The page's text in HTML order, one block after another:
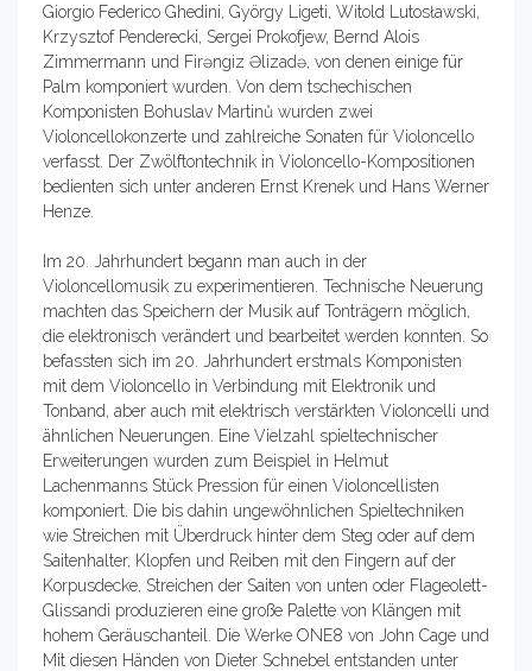
Giorgio Federico Ghedini, György Ligeti, Witold Lutosławski,
Krzysztof Penderecki, Sergei Prokofjew, Bernd Alois
Zimmermann und Firəngiz Əlizadə, von denen einige für
Palm komponiert wurden. Von dem tschechischen
Komponisten Bohuslav Martinů wurden zwei
Violoncellokonzerte und zahlreiche Sonaten für Violoncello
verfasst. Der Zwölftontechnik in Violoncello-Kompositionen
bedienten sich unter anderen Ernst Krenek und Hans Werner
Henze.
Im 20. Jahrhundert begann man auch in der
Violoncellomusik zu experimentieren. Technische Neuerung
machten das Speichern der Musik auf Tonträgern möglich,
die elektronisch verändert und bearbeitet werden konnten. So
befassten sich im 20. Jahrhundert erstmals Komponisten
mit dem Violoncello in Verbindung mit Elektronik und
Tonband, aber auch mit elektrisch verstärkten Violoncelli und
ähnlichen Neuerungen. Eine Vielzahl spieltechnischer
Erweiterungen wurden zum Beispiel in Helmut
Lachenmanns Stück Pression für einen Violoncellisten
komponiert. Die bis dahin ungewöhnlichen Spieltechniken
wie Streichen mit Überdruck hinter dem Steg oder auf dem
Saitenhalter, Klopfen und Reiben mit den Fingern auf der
Korpusdecke, Streichen der Saiten von unten oder Flageolett-
Glissandi produzieren eine große Palette von Klängen mit
hohem Geräuschanteil. Die Werke ONE8 von John Cage und
Mit diesen Händen von Dieter Schnebel entstanden unter